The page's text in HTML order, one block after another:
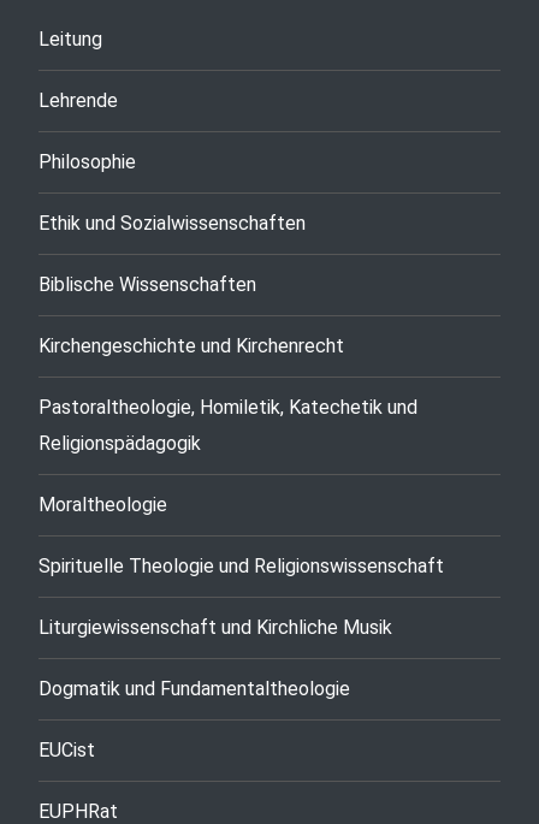
Leitung
Lehrende
Philosophie
Ethik und Sozialwissenschaften
Biblische Wissenschaften
Kirchengeschichte und Kirchenrecht
Pastoraltheologie, Homiletik, Katechetik und
Religionspädagogik
Moraltheologie
Spirituelle Theologie und Religionswissenschaft
Liturgiewissenschaft und Kirchliche Musik
Dogmatik und Fundamentaltheologie
EUCist
EUPHRat